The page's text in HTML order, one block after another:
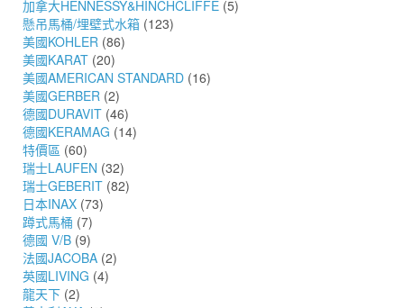
加拿大HENNESSY&HINCHCLIFFE (5)
懸吊馬桶/埋壁式水箱 (123)
美國KOHLER (86)
美國KARAT (20)
美國AMERICAN STANDARD (16)
美國GERBER (2)
德國DURAVIT (46)
德國KERAMAG (14)
特價區 (60)
瑞士LAUFEN (32)
瑞士GEBERIT (82)
日本INAX (73)
蹲式馬桶 (7)
德國 V/B (9)
法國JACOBA (2)
英國LIVING (4)
龍天下 (2)